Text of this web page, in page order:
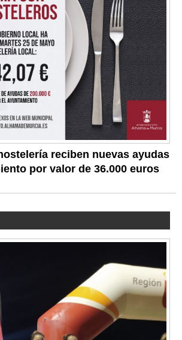
reciben nuevas ayudas
por valor de 36.000 euros